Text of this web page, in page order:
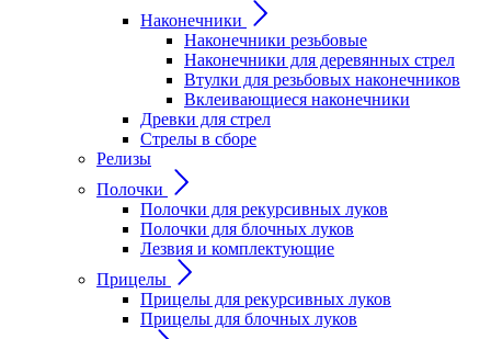
Наконечники
Наконечники резьбовые
Наконечники для деревянных стрел
Втулки для резьбовых наконечников
Вклеивающиеся наконечники
Древки для стрел
Стрелы в сборе
Релизы
Полочки
Полочки для рекурсивных луков
Полочки для блочных луков
Лезвия и комплектующие
Прицелы
Прицелы для рекурсивных луков
Прицелы для блочных луков